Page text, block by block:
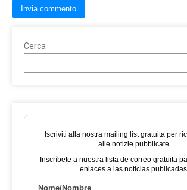
Cerca
Iscriviti alla nostra mailing list gratuita per
alle notizie pubblicate
Inscríbete a nuestra lista de correo gratuita
enlaces a las noticias publicadas
Nome/Nombre